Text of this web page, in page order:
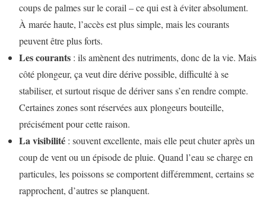
coups de palmes sur le corail – ce qui est à éviter absolument.
À marée haute, l’accès est plus simple, mais les courants
peuvent être plus forts.
Les courants : ils amènent des nutriments, donc de la vie. Mais
côté plongeur, ça veut dire dérive possible, difficulté à se
stabiliser, et surtout risque de dériver sans s’en rendre compte.
Certaines zones sont réservées aux plongeurs bouteille,
précisément pour cette raison.
La visibilité : souvent excellente, mais elle peut chuter après un
coup de vent ou un épisode de pluie. Quand l’eau se charge en
particules, les poissons se comportent différemment, certains se
rapprochent, d’autres se planquent.